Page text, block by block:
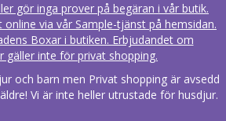
gör inga prover på begäran i vår butik.
via vår Sample-tjänst på hemsidan.
Boxar i butiken. Erbjudandet om
gäller inte för privat shopping.
och barn men Privat shopping är avsedd
Vi är inte heller utrustade för husdjur.